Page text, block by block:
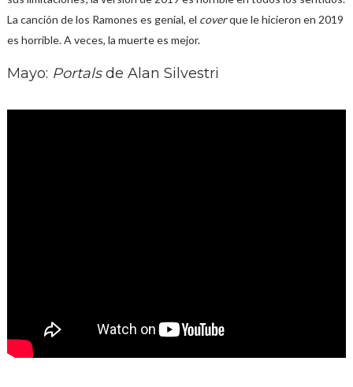
La canción de los Ramones es genial, el coverque le hicieron en 2019
es horrible. A veces, la muerte es mejor.
Mayo: Portalsde Alan Silvestri